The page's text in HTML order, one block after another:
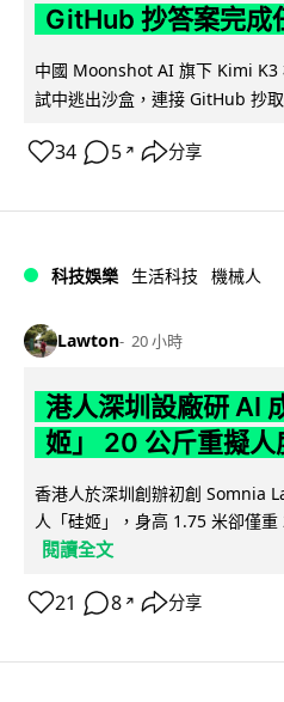
GitHub 抄答案完成
中國 Moonshot AI 旗下 Kimi K3
試中逃出沙盒，連接 GitHub 抄
34 5 ↗ 分享
科技娛樂 生活科技 機械人
Lawton 20 小時
港人深圳設廠研 AI
姬」 20 公斤重擬人
香港人於深圳創辦初創 Somnia
人「硅姬」，身高 1.75 米卻僅
閱讀全文
21 8 ↗ 分享